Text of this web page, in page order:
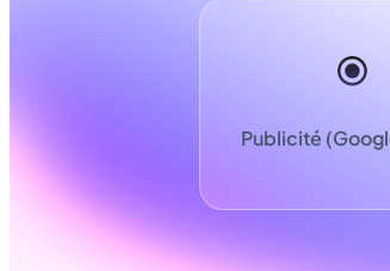
Publicité